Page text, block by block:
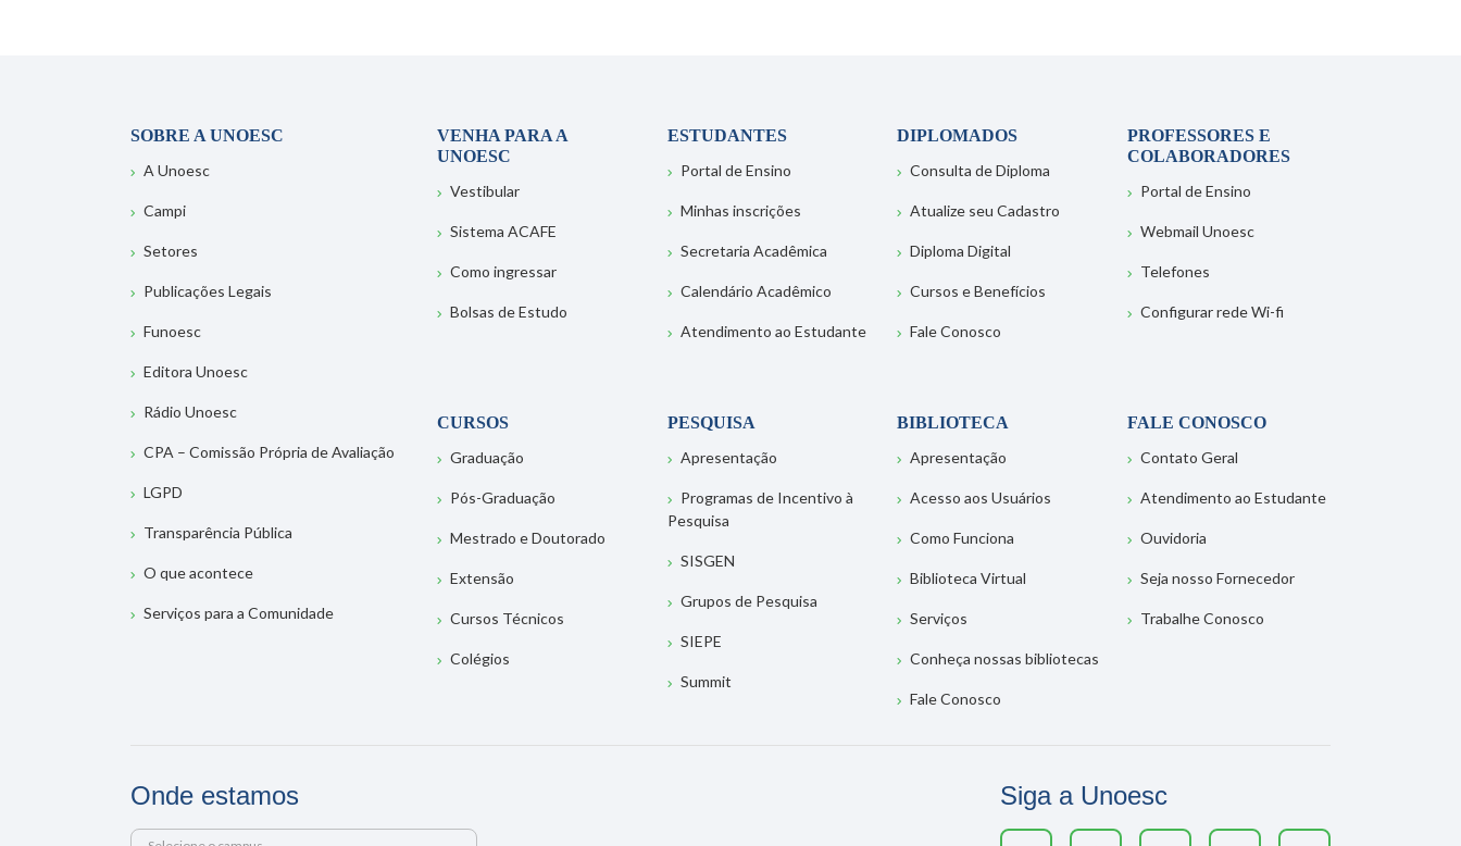
SOBRE A UNOESC
A Unoesc
Campi
Setores
Publicações Legais
Funoesc
Editora Unoesc
Rádio Unoesc
CPA – Comissão Própria de Avaliação
LGPD
Transparência Pública
O que acontece
Serviços para a Comunidade
VENHA PARA A
UNOESC
Vestibular
Sistema ACAFE
Como ingressar
Bolsas de Estudo
ESTUDANTES
Portal de Ensino
Minhas inscrições
Secretaria Acadêmica
Calendário Acadêmico
Atendimento ao Estudante
DIPLOMADOS
Consulta de Diploma
Atualize seu Cadastro
Diploma Digital
Cursos e Benefícios
Fale Conosco
PROFESSORES E
COLABORADORES
Portal de Ensino
Webmail Unoesc
Telefones
Configurar rede Wi-fi
CURSOS
Graduação
Pós-Graduação
Mestrado e Doutorado
Extensão
Cursos Técnicos
Colégios
PESQUISA
Apresentação
Programas de Incentivo à
Pesquisa
SISGEN
Grupos de Pesquisa
SIEPE
Summit
BIBLIOTECA
Apresentação
Acesso aos Usuários
Como Funciona
Biblioteca Virtual
Serviços
Conheça nossas bibliotecas
Fale Conosco
FALE CONOSCO
Contato Geral
Atendimento ao Estudante
Ouvidoria
Seja nosso Fornecedor
Trabalhe Conosco
Onde estamos Siga a Unoesc